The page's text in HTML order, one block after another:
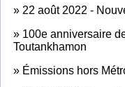
» 22 août 2022 -
» 100e anniversaire
Toutankhamon
» Émissions hors